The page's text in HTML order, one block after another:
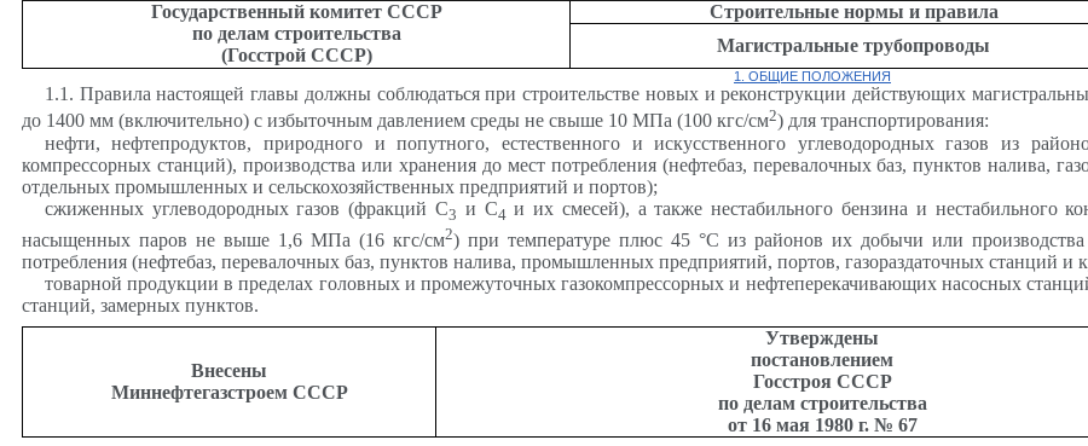
Государственный комитет СССР
по делам строительства
(Госстрой СССР)
Строительные нормы и правила
Магистральные трубопроводы
1. ОБЩИЕ ПОЛОЖЕНИЯ
1.1. Правила настоящей главы должны соблюдаться при строительстве новых и реконструкции действующих
до 1400 мм (включительно) с избыточным давлением среды не свыше 10 МПа (100 кгс/см2) для транспортирования:
нефти, нефтепродуктов, природного и попутного, естественного и искусственного углеводородных газов из
компрессорных станций), производства или хранения до мест потребления (нефтебаз, перевалочных баз, пунктов налива,
отдельных промышленных и сельскохозяйственных предприятий и портов);
сжиженных углеводородных газов (фракций С3 и С4 и их смесей), а также нестабильного бензина и нестабильного
насыщенных паров не выше 1,6 МПа (16 кгс/см2) при температуре плюс 45 °С из районов их добычи или
потребления (нефтебаз, перевалочных баз, пунктов налива, промышленных предприятий, портов, газораздаточных станций и
товарной продукции в пределах головных и промежуточных газокомпрессорных и нефтеперекачивающих насосных
станций, замерных пунктов.
Внесены
МиннефтегазстроемСССР
Утверждены
постановлением
Госстроя СССР
по делам строительства
от 16 мая 1980 г. № 67